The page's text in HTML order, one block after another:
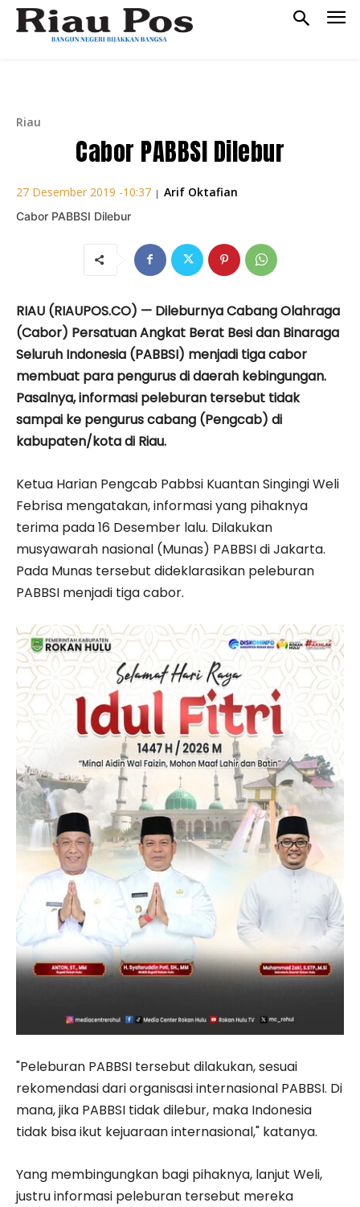
Riau
Cabor PABBSI Dilebur
27 Desember 2019 -10:37 | Arif Oktafian
Cabor PABBSI Dilebur
RIAU (RIAUPOS.CO) — Dileburnya Cabang Olahraga
(Cabor) Persatuan Angkat Berat Besi dan Binaraga
Seluruh Indonesia (PABBSI) menjadi tiga cabor
membuat para pengurus di daerah kebingungan.
Pasalnya, informasi peleburan tersebut tidak
sampai ke pengurus cabang (Pengcab) di
kabupaten/kota di Riau.
Ketua Harian Pengcab Pabbsi Kuantan Singingi Weli
Febrisa mengatakan, informasi yang pihaknya
terima pada 16 Desember lalu. Dilakukan
musyawarah nasional (Munas) PABBSI di Jakarta.
Pada Munas tersebut dideklarasikan peleburan
PABBSI menjadi tiga cabor.
"Peleburan PABBSI tersebut dilakukan, sesuai
rekomendasi dari organisasi internasional PABBSI. Di
mana, jika PABBSI tidak dilebur, maka Indonesia
tidak bisa ikut kejuaraan internasional," katanya.
Yang membingungkan bagi pihaknya, lanjut Weli,
justru informasi peleburan tersebut mereka